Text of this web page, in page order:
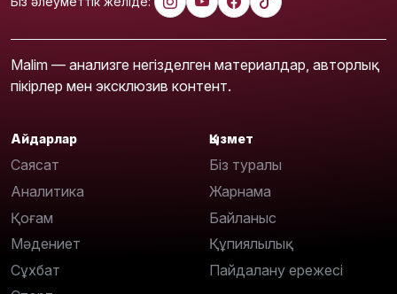
Malim — анализге негізделген материалдар, авторлық
пікірлер мен эксклюзив контент.
Айдарлар
Саясат
Аналитика
Қоғам
Мәдениет
Сұхбат
Қызмет
Біз туралы
Жарнама
Байланыс
Құпиялылық
Пайдалану ережесі